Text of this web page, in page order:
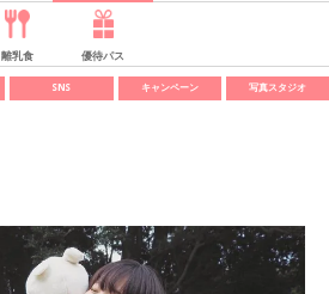
離乳食 優待パス
SNS キャンペーン 写真スタジオ